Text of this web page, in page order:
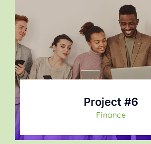
Project #6
Finance